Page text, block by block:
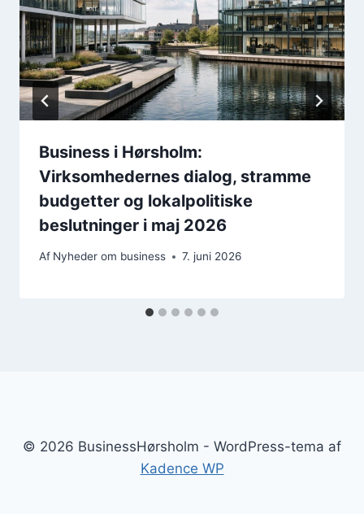
Business i Hørsholm:
Virksomhedernes dialog, stramme
budgetter og lokalpolitiske
beslutninger i maj 2026
Af Nyheder om business 7. juni 2026
© 2026 BusinessHørsholm - WordPress-tema af
Kadence WP